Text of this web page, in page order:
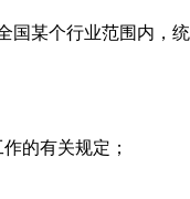
国某个行业范围内，统
的有关规定；